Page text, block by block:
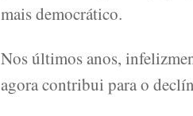
mais democrático.
Nos últimos anos,
agora contribui para o